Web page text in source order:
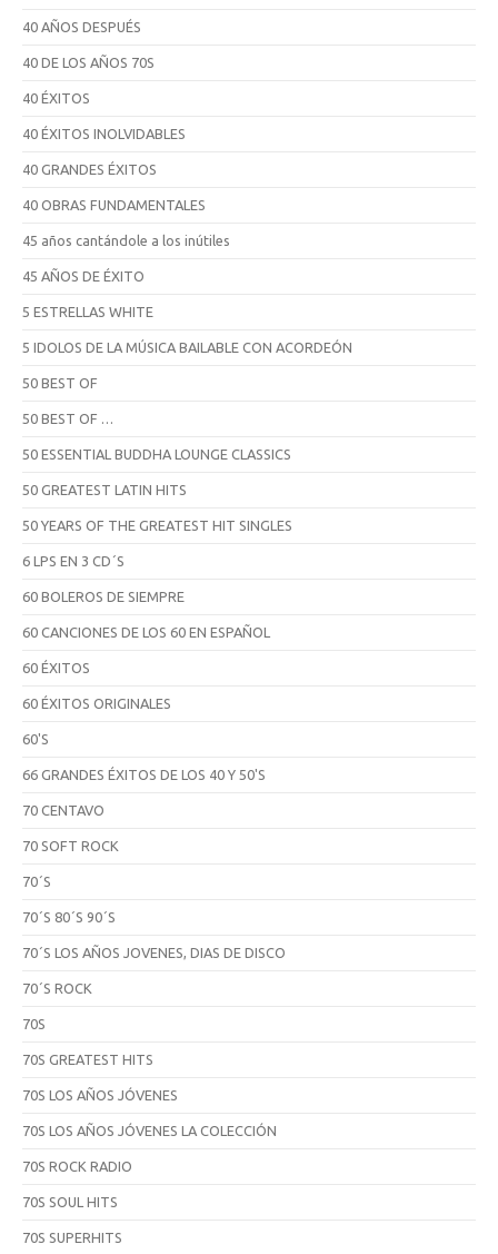
40 AÑOS DESPUÉS
40 DE LOS AÑOS 70S
40 ÉXITOS
40 ÉXITOS INOLVIDABLES
40 GRANDES ÉXITOS
40 OBRAS FUNDAMENTALES
45 años cantándole a los inútiles
45 AÑOS DE ÉXITO
5 ESTRELLAS WHITE
5 IDOLOS DE LA MÚSICA BAILABLE CON ACORDEÓN
50 BEST OF
50 BEST OF …
50 ESSENTIAL BUDDHA LOUNGE CLASSICS
50 GREATEST LATIN HITS
50 YEARS OF THE GREATEST HIT SINGLES
6 LPS EN 3 CD´S
60 BOLEROS DE SIEMPRE
60 CANCIONES DE LOS 60 EN ESPAÑOL
60 ÉXITOS
60 ÉXITOS ORIGINALES
60'S
66 GRANDES ÉXITOS DE LOS 40 Y 50'S
70 CENTAVO
70 SOFT ROCK
70´S
70´S 80´S 90´S
70´S LOS AÑOS JOVENES, DIAS DE DISCO
70´S ROCK
70S
70S GREATEST HITS
70S LOS AÑOS JÓVENES
70S LOS AÑOS JÓVENES LA COLECCIÓN
70S ROCK RADIO
70S SOUL HITS
70S SUPERHITS